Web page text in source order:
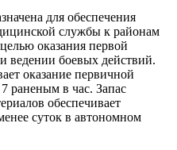
для обеспечения
службы к районам
оказания первой
ведении боевых действий.
оказание первичной
раненым в час. Запас
обеспечивает
суток в автономном